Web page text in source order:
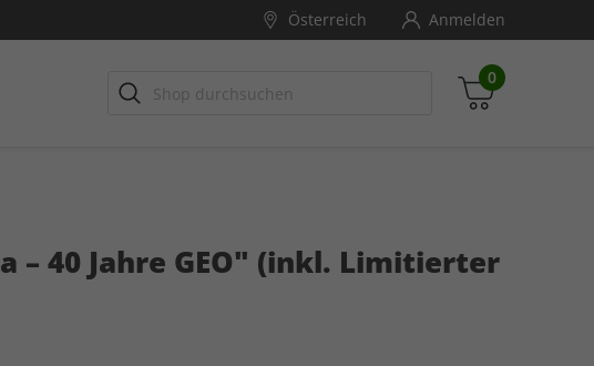
Österreich Anmelden
0
Zwischensumme
inkl. MwSt., ggf. zzgl. Versandkosten
– 40 Jahre GEO" (inkl. Limitierter